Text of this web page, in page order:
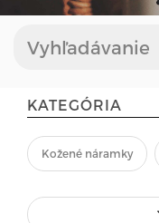
KATEGÓRIA
Kožené náramky